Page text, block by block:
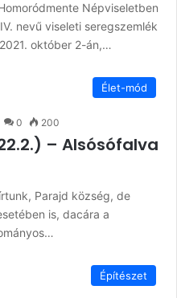
Népviseletben
nevű viseleti seregszemlék
október 2-án,…
Élet-mód
0 200
– Alsósófalva
Parajd község, de
is, dacára a
Építészet